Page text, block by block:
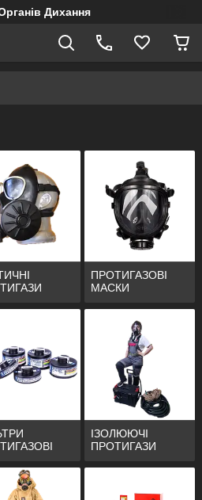
Дихання
ПРОТИГАЗОВІ
МАСКИ
ІЗОЛЮЮЧІ
ПРОТИГАЗИ